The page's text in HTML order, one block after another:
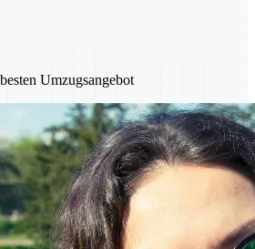
Umzugsangebot